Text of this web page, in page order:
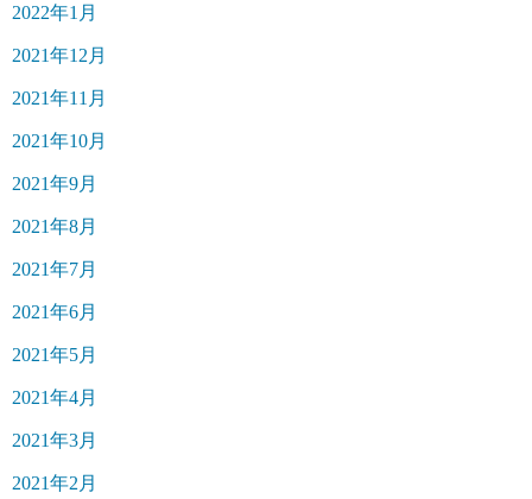
2022年1月
2021年12月
2021年11月
2021年10月
2021年9月
2021年8月
2021年7月
2021年6月
2021年5月
2021年4月
2021年3月
2021年2月